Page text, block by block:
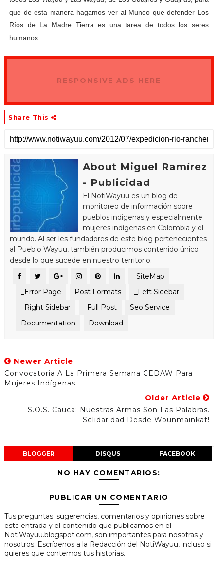
que de esta manera hagamos ver al Mundo que defender Los
Ríos de La Madre Tierra es una tarea de todos los seres
humanos.
RESPONSIVE ADS HERE
Share This
About Miguel Ramírez
- Publicidad
El NotiWayuu es un blog de
monitoreo de información sobre
pueblos indigenas y especialmente
mujeres indígenas en Colombia y el
mundo. Al ser les fundadores de este blog pertenecientes
al Pueblo Wayuu, también producimos contenido único
desde lo que sucede en nuestro territorio.
_SiteMap
_Error Page
Post Formats
_Left Sidebar
_Right Sidebar
_Full Post
Seo Service
Documentation
Download
Newer Article
Convocatoria A La Primera Semana CEDAW Para
Mujeres Indígenas
Older Article
S.O.S. Cauca: Nuestras Armas Son Las Palabras.
Solidaridad Desde Wounmainkat!
BLOGGER DISQUS FACEBOOK
NO HAY COMENTARIOS:
PUBLICAR UN COMENTARIO
Tus preguntas, sugerencias, comentarios y opiniones sobre
esta entrada y el contenido que publicamos en el
NotiWayuu.blogspot.com, son importantes para nosotras y
nosotros. Escríbenos a la Redacción del NotiWayuu, incluso si
quieres que contemos tus historias.